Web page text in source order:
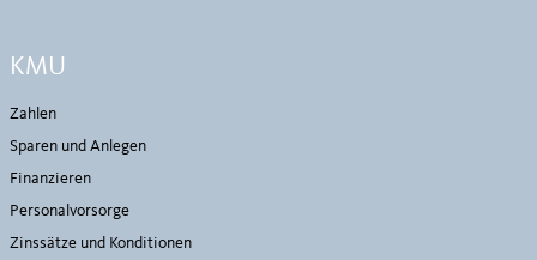
KMU
Zahlen
Sparen und Anlegen
Finanzieren
Personalvorsorge
Zinssätze und Konditionen